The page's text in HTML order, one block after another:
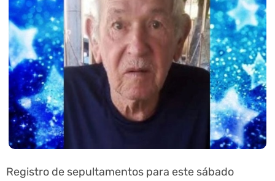
Registro de sepultamentos para este sábado